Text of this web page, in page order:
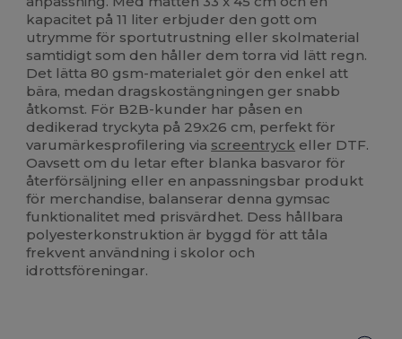
kapacitet på 11 liter erbjuder den gott om
utrymme för sportutrustning eller skolmaterial
samtidigt som den håller dem torra vid lätt regn.
Det lätta 80 gsm-materialet gör den enkel att
bära, medan dragskostängningen ger snabb
åtkomst. För B2B-kunder har påsen en
dedikerad tryckyta på 29x26 cm, perfekt för
varumärkesprofilering via screentryck eller DTF.
Oavsett om du letar efter blanka basvaror för
återförsäljning eller en anpassningsbar produkt
för merchandise, balanserar denna gymsac
funktionalitet med prisvärdhet. Dess hållbara
polyesterkonstruktion är byggd för att tåla
frekvent användning i skolor och
idrottsföreningar.